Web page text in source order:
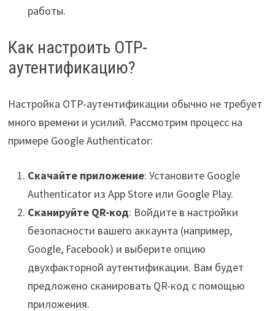
работы.
Как настроить OTP-
аутентификацию?
Настройка OTP-аутентификации обычно не требует
много времени и усилий. Рассмотрим процесс на
примере Google Authenticator:
Скачайте приложение: Установите Google
Authenticator из App Store или Google Play.
Сканируйте QR-код: Войдите в настройки
безопасности вашего аккаунта (например,
Google, Facebook) и выберите опцию
двухфакторной аутентификации. Вам будет
предложено сканировать QR-код с помощью
приложения.